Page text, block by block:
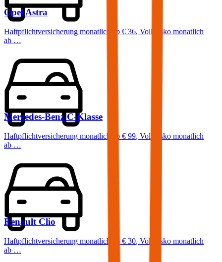
Opel Astra
Haftpflichtversicherung monatlich ab € 36, Vollkasko monatlich
ab …
Mercedes-Benz C-Klasse
Haftpflichtversicherung monatlich ab € 99, Vollkasko monatlich
ab …
Renault Clio
Haftpflichtversicherung monatlich ab € 30, Vollkasko monatlich
ab …